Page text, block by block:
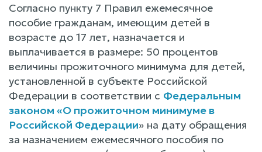
Согласно пункту 7 Правил ежемесячное
пособие гражданам, имеющим детей в
возрасте до 17 лет, назначается и
выплачивается в размере: 50 процентов
величины прожиточного минимума для детей,
установленной в субъекте Российской
Федерации в соответствии с Федеральным
законом «О прожиточном минимуме в
Российской Федерации» на дату обращения
за назначением ежемесячного пособия по